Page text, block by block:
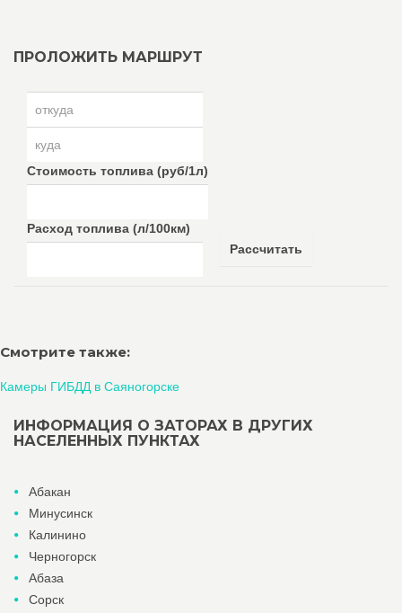
ПРОЛОЖИТЬ МАРШРУТ
Стоимость топлива (руб/1л)
Расход топлива (л/100км)
Рассчитать
Смотрите также:
Камеры ГИБДД в Саяногорске
ИНФОРМАЦИЯ О ЗАТОРАХ В ДРУГИХ
НАСЕЛЕННЫХ ПУНКТАХ
Абакан
Минусинск
Калинино
Черногорск
Абаза
Сорск